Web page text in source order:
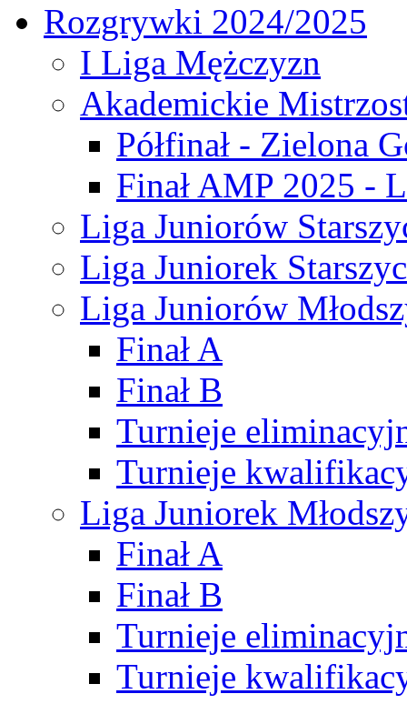
Rozgrywki 2024/2025
I Liga Mężczyzn
Akademickie
Półfinał - Zielona
Finał AMP 2025 -
Liga Juniorów
Liga Juniorek
Liga Juniorów
Finał A
Finał B
Turnieje
Turnieje
Liga Juniorek
Finał A
Finał B
Turnieje
Turnieje